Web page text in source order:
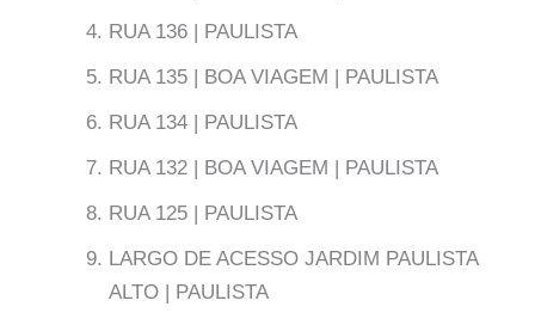
RUA 136 | PAULISTA
RUA 135 | BOA VIAGEM | PAULISTA
RUA 134 | PAULISTA
RUA 132 | BOA VIAGEM | PAULISTA
RUA 125 | PAULISTA
LARGO DE ACESSO JARDIM PAULISTA
ALTO | PAULISTA